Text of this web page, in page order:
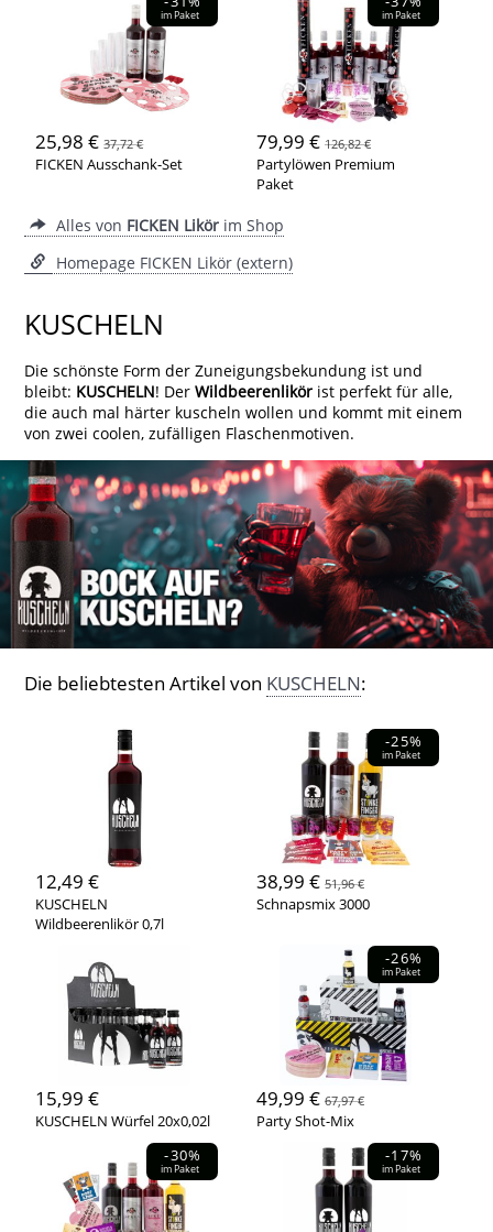
im Paket
25,98 €37,72 €
FICKEN Ausschank-Set
im Paket
79,99 € 126,82 €
Partylöwen Premium
Paket
Alles von FICKEN Likör im Shop
Homepage FICKEN Likör (extern)
KUSCHELN
Die schönste Form der Zuneigungsbekundung ist und
bleibt: KUSCHELN! DerWildbeerenlikör ist perfekt für alle,
die auch mal härter kuscheln wollen und kommt mit einem
von zwei coolen, zufälligen Flaschenmotiven.
Die beliebtesten Artikel von KUSCHELN:
12,49 €
KUSCHELN
Wildbeerenlikör 0,7l
-25%
im Paket
38,99 € 51,96 €
Schnapsmix 3000
15,99 €
KUSCHELN Würfel 20x0,02l
-26%
im Paket
49,99 € 67,97 €
Party Shot-Mix
-30%
im Paket
-17%
im Paket